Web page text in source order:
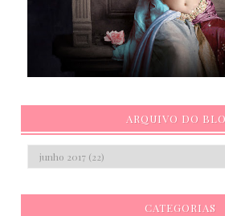
ARQUIVO DO
CATEGORIAS